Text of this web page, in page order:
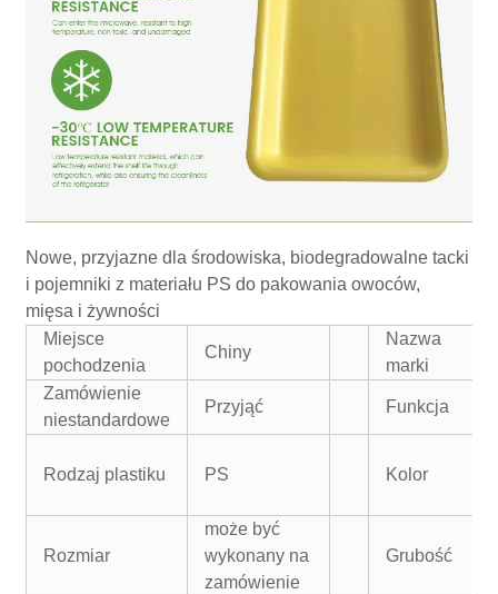
Nowe, przyjazne dla środowiska, biodegradowalne tacki
i pojemniki z materiału PS do pakowania owoców,
mięsa i żywności
Miejsce
pochodzenia
Chiny
Nazwa
marki
Zamówienie
niestandardowe
Przyjąć Funkcja
Rodzaj plastiku PS Kolor
Rozmiar
może być
wykonany na
zamówienie
Grubość